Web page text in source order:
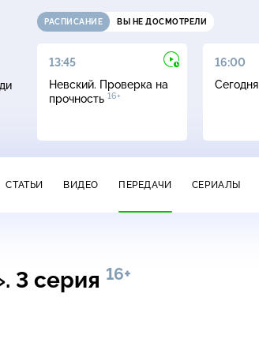
РАСПИСАНИЕ ВЫ НЕ ДОСМОТРЕЛИ
13:45
Невский. Проверка на
прочность 16+
16:00
Сегодня
СТАТЬИ ВИДЕО ПЕРЕДАЧИ СЕРИАЛЫ
3 серия 16+